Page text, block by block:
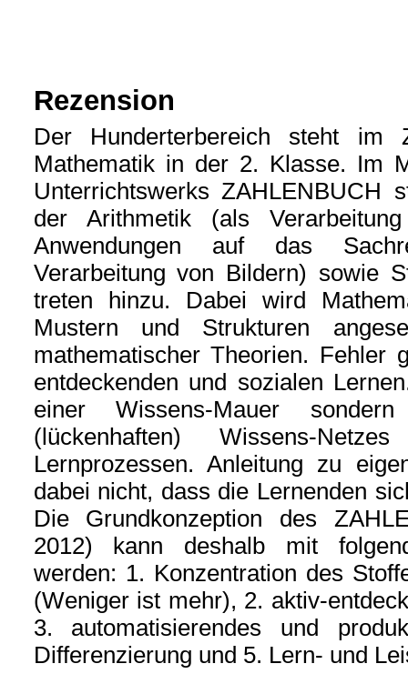
Rezension
Der Hunderterbereich steht im
Mathematik in der 2. Klasse. Im
Unterrichtswerks ZAHLENBUCH
der Arithmetik (als
Anwendungen auf das
Verarbeitung von Bildern) sowie
treten hinzu. Dabei wird
Mustern und Strukturen
mathematischer Theorien. Fehler
entdeckenden und sozialen
einer Wissens-Mauer
(lückenhaften) Wissens-
Lernprozessen. Anleitung zu
dabei nicht, dass die Lernenden
Die Grundkonzeption des
2012) kann deshalb mit
werden: 1. Konzentration des
(Weniger ist mehr), 2. aktiv-
3. automatisierendes und
Differenzierung und 5. Lern- und